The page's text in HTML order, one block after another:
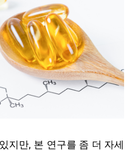
지만, 본 연구를 좀 더 자세